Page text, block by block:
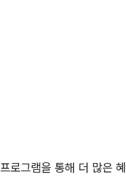
로그램을 통해 더 많은 혜